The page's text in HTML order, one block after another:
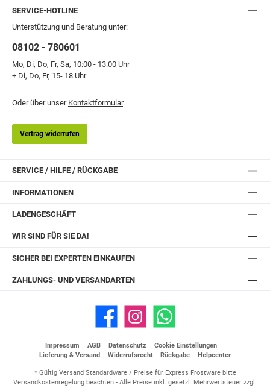
SERVICE-HOTLINE
Unterstützung und Beratung unter:
08102 - 780601
Mo, Di, Do, Fr, Sa, 10:00 - 13:00 Uhr
+ Di, Do, Fr, 15- 18 Uhr
Oder über unser Kontaktformular.
Vertrag widerrufen
SERVICE / HILFE / RÜCKGABE
INFORMATIONEN
LADENGESCHÄFT
WIR SIND FÜR SIE DA!
SICHER BEI EXPERTEN EINKAUFEN
ZAHLUNGS- UND VERSANDARTEN
Facebook Instagram WhatsApp
Impressum AGB Datenschutz
Cookie Einstellungen
Lieferung & Versand
Widerrufsrecht Rückgabe Helpcenter
* Gültig Versand Standardware / Preise für Express Frostware bitte
Versandkostenregelung beachten - Alle Preise inkl. gesetzl. Mehrwertsteuer zzgl.